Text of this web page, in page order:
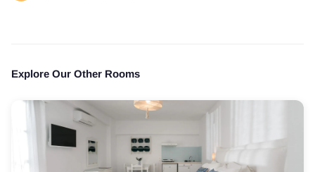
Explore Our Other Rooms